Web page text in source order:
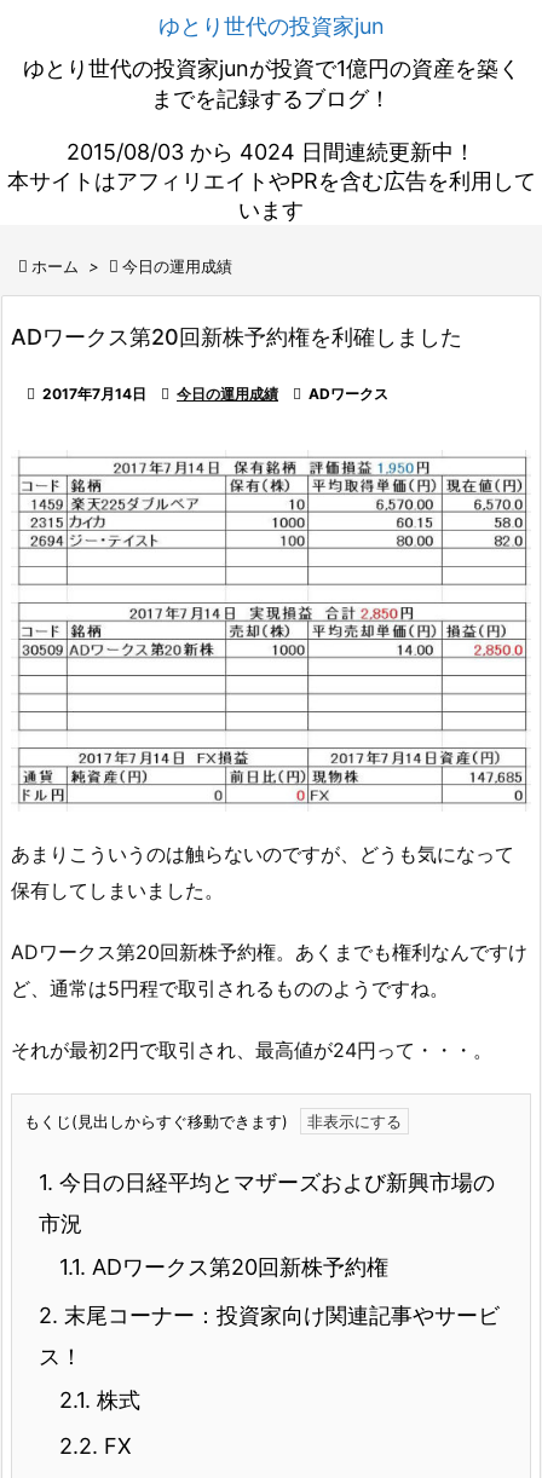
ゆとり世代の投資家jun
ゆとり世代の投資家junが投資で1億円の資産を築く
までを記録するブログ！
2015/08/03 から 4024 日間連続更新中！
本サイトはアフィリエイトやPRを含む広告を利用して
います
 ホーム >  今日の運用成績
ADワークス第20回新株予約権を利確しました
 2017年7月14日  今日の運用成績  ADワークス
あまりこういうのは触らないのですが、どうも気になって
保有してしまいました。
ADワークス第20回新株予約権。あくまでも権利なんですけ
ど、通常は5円程で取引されるもののようですね。
それが最初2円で取引され、最高値が24円って・・・。
もくじ(見出しからすぐ移動できます)
1. 今日の日経平均とマザーズおよび新興市場の
市況
1.1. ADワークス第20回新株予約権
2. 末尾コーナー：投資家向け関連記事やサービ
ス！
2.1. 株式
2.2. FX